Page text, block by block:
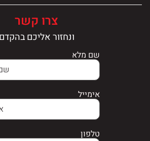
צרו קשר
ונחזור אליכם בהקדם
שם מלא
אימייל
טלפון